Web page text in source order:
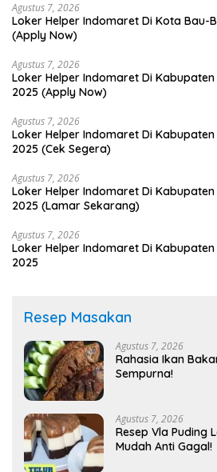
Agustus 7, 2026
Loker Helper Indomaret Di Kota Bau-
(Apply Now)
Agustus 7, 2026
Loker Helper Indomaret Di
2025 (Apply Now)
Agustus 7, 2026
Loker Helper Indomaret Di
2025 (Cek Segera)
Agustus 7, 2026
Loker Helper Indomaret Di
2025 (Lamar Sekarang)
Agustus 7, 2026
Loker Helper Indomaret Di
2025
Resep Masakan
Agustus 7, 2026
Rahasia Ikan
Sempurna!
Agustus 7, 2026
Resep Vla Puding
Mudah Anti Gagal!